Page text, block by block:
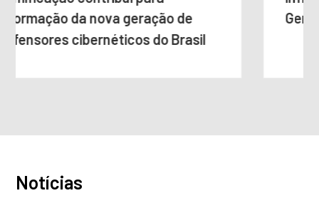
Genomas Brasil
Notícias